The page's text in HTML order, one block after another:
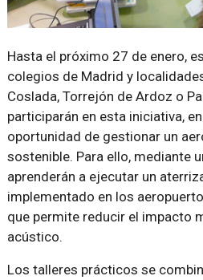
Hasta el próximo 27 de enero,
colegios de Madrid y
Coslada, Torrejón de Ardoz o
participarán en esta iniciativa,
oportunidad de gestionar un
sostenible. Para ello, mediante
aprenderán a ejecutar un
implementado en los
que permite reducir el impacto
acústico.
Los talleres prácticos se